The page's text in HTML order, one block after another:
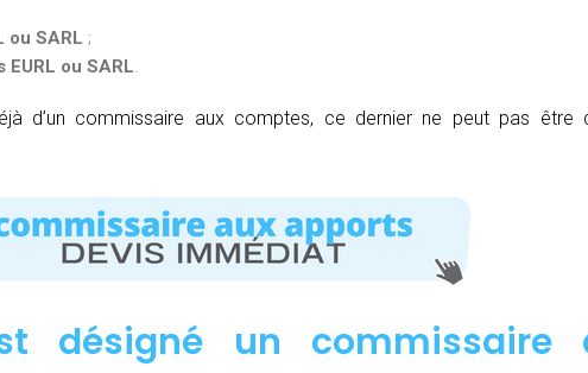
ou SARL ;
ou SARL.
d’un commissaire aux comptes, ce dernier ne peut pas être
désigné un commissaire